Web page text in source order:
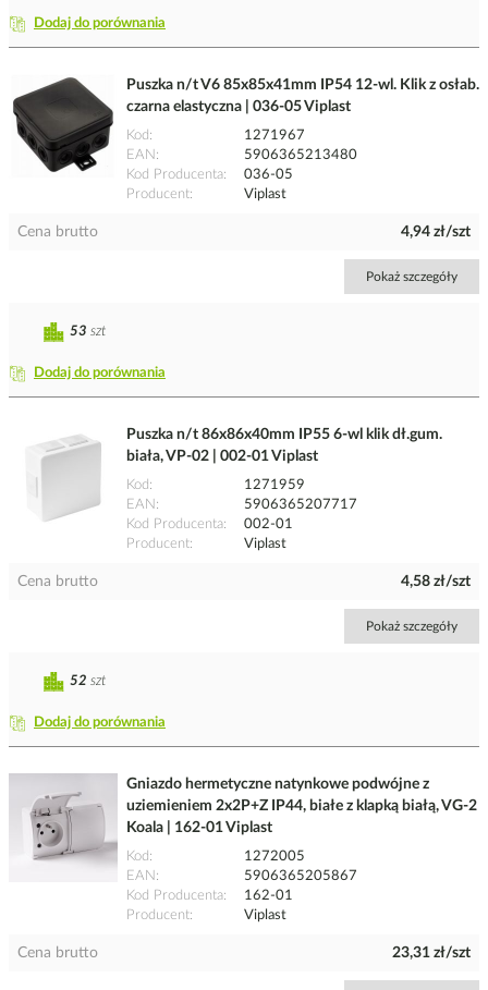
Dodaj do porównania
Puszka n/t V6 85x85x41mm IP54 12-wl. Klik z osłab.
czarna elastyczna | 036-05 Viplast
Kod
1271967
EAN
5906365213480
Kod Producenta
036-05
Producent
Viplast
Cena brutto 4,94 zł/szt
Pokaż szczegóły
Dodaj do porównania
53 szt
Puszka n/t 86x86x40mm IP55 6-wl klik dł.gum.
biała, VP-02 | 002-01 Viplast
Kod
1271959
EAN
5906365207717
Kod Producenta
002-01
Producent
Viplast
Cena brutto 4,58 zł/szt
Pokaż szczegóły
Dodaj do porównania
52 szt
Gniazdo hermetyczne natynkowe podwójne z
uziemieniem 2x2P+Z IP44, białe z klapką białą, VG-2
Koala | 162-01 Viplast
Kod
1272005
EAN
5906365205867
Kod Producenta
162-01
Producent
Viplast
Cena brutto 23,31 zł/szt